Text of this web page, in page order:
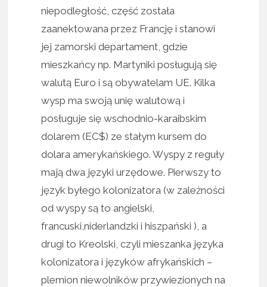
niepodległość, część została
zaanektowana przez Francję i stanowi
jej zamorski departament, gdzie
mieszkańcy np. Martyniki posługują się
walutą Euro i są obywatelam UE. Kilka
wysp ma swoją unię walutową i
posługuje się wschodnio-karaibskim
dolarem (EC$) ze stałym kursem do
dolara amerykańskiego. Wyspy z reguły
mają dwa języki urzędowe. Pierwszy to
język byłego kolonizatora (w zależności
od wyspy są to angielski,
francuski,niderlandzki i hiszpański ), a
drugi to Kreolski, czyli mieszanka języka
kolonizatora i języków afrykańskich –
plemion niewolników przywiezionych na